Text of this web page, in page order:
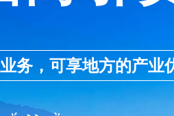
务，可享地方的产业